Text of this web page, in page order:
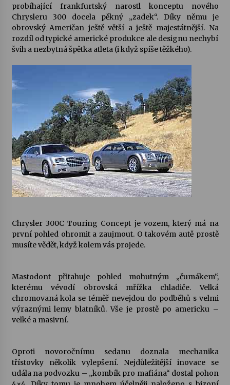
Veselí muzikanti
30. 7. 2026
Letní koncerty ve Stromovce: Kolchoz a
Jenakaši
28. 7. 2026
Votavžatský ploty
23. 7. 2026
Vysočinka
Ozvěny prázdnin
14. 7. 2026
odkaz Josefa Čapka
13. 7. 2026
probíhající frankfurtský narostl konceptu nového
Chrysleru 300 docela pěkný „zadek“. Díky němu je
obrovský Američan ještě větší a ještě majestátnější. Na
rozdíl od typické americké produkce ale designu nechybí
švih a nezbytná špětka atleta (i když spíše těžkého).
Chrysler 300C Touring Concept je vozem, který má na
první pohled ohromit a zaujmout. O takovém autě prostě
musíte vědět, když kolem vás projede.
Mastodont přitahuje pohled mohutným „čumákem“,
kterému vévodí obrovská mřížka chladiče. Velká
chromovaná kola se téměř nevejdou do podběhů s velmi
výraznými lemy blatníků. Vše je prostě po americku –
velké a masivní.
Oproti novoročnímu sedanu doznala mechanika
třístovky několik vylepšení. Nejdůležitější inovace se
udála na podvozku – „kombík pro mafiána“ dostal pohon